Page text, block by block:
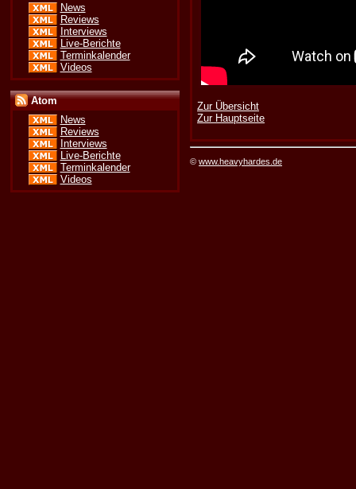
News
Reviews
Interviews
Live-Berichte
Terminkalender
Videos
Atom
News
Reviews
Interviews
Live-Berichte
Terminkalender
Videos
Zur Übersicht
Zur Hauptseite
©www.heavyhardes.de